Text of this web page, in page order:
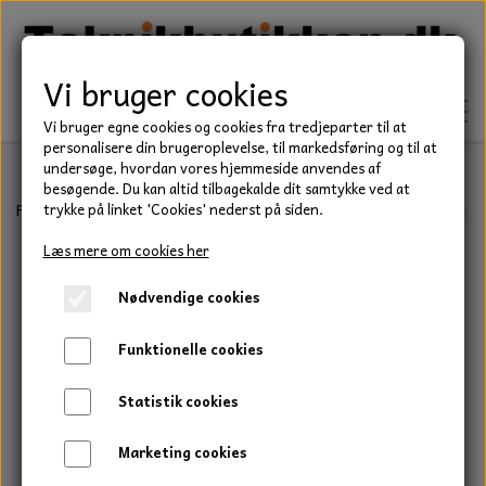
TEKNIK
KILEREMME
LEJER
PAKDÅSER
LÅSERINGE
BEFÆSTELSE
HAVE/PARK
UNIVERSALE REMME TIL PLÆNEKLIPPER OG
HAVETRAKTOR
TRAKTOR/ENTREPRENØR
Forside Teknik Lejer Sporkuglelejer 16000 serie
Vi bruger cookies
Vi bruger egne cookies og cookies fra tredjeparter til at
personalisere din brugeroplevelse, til markedsføring og til at
undersøge, hvordan vores hjemmeside anvendes af
besøgende. Du kan altid tilbagekalde dit samtykke ved at
trykke på linket 'Cookies' nederst på siden.
Læs mere om cookies her
Nødvendige cookies
Funktionelle cookies
Statistik cookies
Marketing cookies